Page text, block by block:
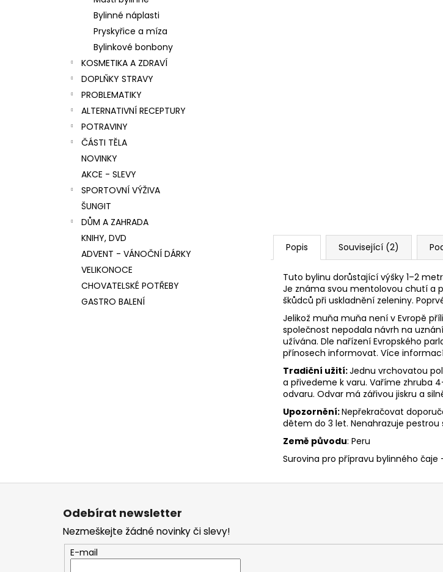
Bylinné náplasti
Pryskyřice a míza
Bylinkové bonbony
KOSMETIKA A ZDRAVÍ
DOPLŇKY STRAVY
PROBLEMATIKY
ALTERNATIVNÍ RECEPTURY
POTRAVINY
ČÁSTI TĚLA
NOVINKY
AKCE - SLEVY
SPORTOVNÍ VÝŽIVA
ŠUNGIT
DŮM A ZAHRADA
KNIHY, DVD
ADVENT - VÁNOČNÍ DÁRKY
VELIKONOCE
CHOVATELSKÉ POTŘEBY
GASTRO BALENÍ
Popis Související (2)
Tuto bylinu dorůstající výšky 1–2
Je známa svou mentolovou chutí a
škůdců při uskladnění zeleniny.
Jelikož muňa muňa není v Evropě
společnost nepodala návrh na
užívána. Dle nařízení Evropského
přínosech informovat. Více
Tradiční užití:Jednu vrchovatou
a přivedeme k varu. Vaříme zhruba
odvaru. Odvar má zářivou jiskru a
Upozornění:Nepřekračovat
dětem do 3 let. Nenahrazuje pestrou
Země původu: Peru
Surovina pro přípravu bylinného čaje
Z
Odebírat newsletter
Nezmeškejte žádné novinky či slevy!
E-mail